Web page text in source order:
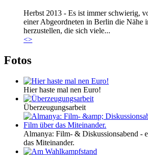
Herbst 2013 - Es ist immer schwierig,
einer Abgeordneten in Berlin die Nähe
herzustellen, die sich viele...
<>
Fotos
Hier haste mal nen Euro!
Überzeugungsarbeit
Almanya: Film- & Diskussionsabend -
das Miteinander.